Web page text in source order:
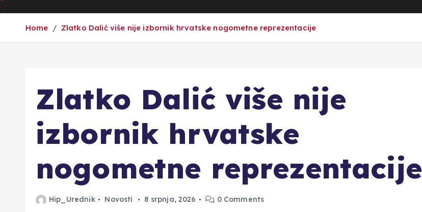
Home Zlatko Dalić više nije izbornik hrvatske nogometne reprezentacije
Zlatko Dalić više nije
izbornik hrvatske
nogometne reprezentacije
Hip_Urednik Novosti 8 srpnja, 2026 0 Comments